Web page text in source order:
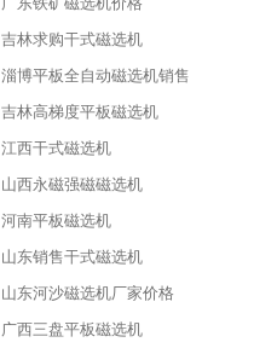
吉林求购干式磁选机
淄博平板全自动磁选机销售
吉林高梯度平板磁选机
江西干式磁选机
山西永磁强磁磁选机
河南平板磁选机
山东销售干式磁选机
山东河沙磁选机厂家价格
广西三盘平板磁选机